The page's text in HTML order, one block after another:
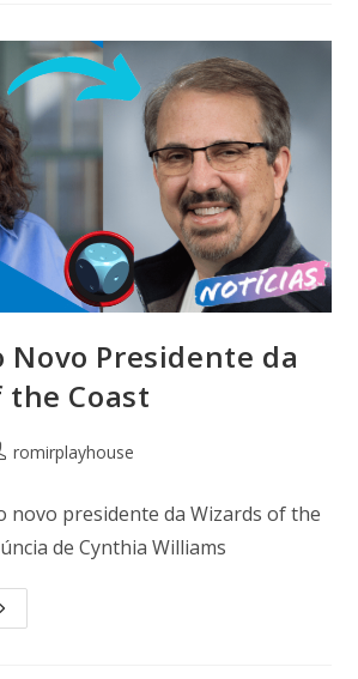
Novo Presidente da
Coast
romirplayhouse
novo presidente da Wizards of the
de Cynthia Williams